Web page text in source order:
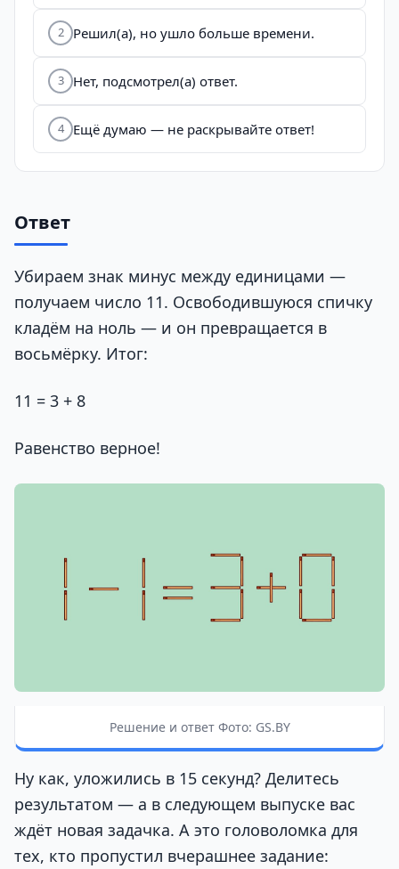
2 Решил(а), но ушло больше времени.
3 Нет, подсмотрел(а) ответ.
4 Ещё думаю — не раскрывайте ответ!
Ответ
Убираем знак минус между единицами —
получаем число 11. Освободившуюся спичку
кладём на ноль — и он превращается в
восьмёрку. Итог:
11 = 3 + 8
Равенство верное!
Решение и ответ Фото: GS.BY
Ну как, уложились в 15 секунд? Делитесь
результатом — а в следующем выпуске вас
ждёт новая задачка. А это головоломка для
тех, кто пропустил вчерашнее задание: